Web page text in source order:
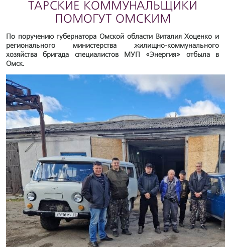
ТАРСКИЕ КОММУНАЛЬЩИКИ
ПОМОГУТ ОМСКИМ
По поручению губернатора Омской области Виталия Хоценко и
регионального министерства жилищно-коммунального
хозяйства бригада специалистов МУП «Энергия» отбыла в
Омск.